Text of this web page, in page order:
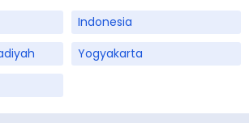
Indonesia
Yogyakarta